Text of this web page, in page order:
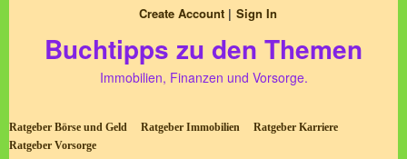
Create Account Sign In
Buchtipps zu den Themen
Immobilien, Finanzen und Vorsorge.
Ratgeber Börse und Geld Ratgeber Immobilien
Ratgeber Karriere
Ratgeber Vorsorge